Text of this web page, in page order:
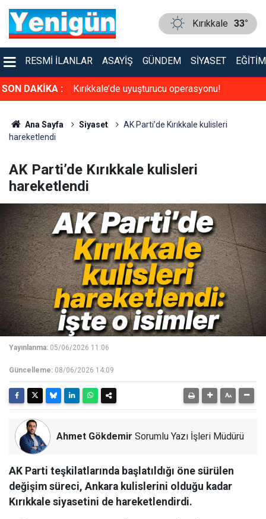
Kırıkkale 33°
RESMI İLANLAR ASAYIŞ GÜNDEM SIYASET EĞITIM
SON DAKİKA :
sinema keyfi Kırıkkale’de uyuşturucu operasyonu!
Ana Sayfa Siyaset
AK Parti’de Kırıkkale kulisleri
hareketlendi
AK Parti’de Kırıkkale kulisleri
hareketlendi
Yayınlanma: 05/06/2026 11:06
Güncelleme: 08/06/2026 14:09
Ahmet Gökdemir Sorumlu Yazı İşleri Müdürü
AK Parti teşkilatlarında başlatıldığı öne sürülen
değişim süreci, Ankara kulislerini olduğu kadar
Kırıkkale siyasetini de hareketlendirdi.